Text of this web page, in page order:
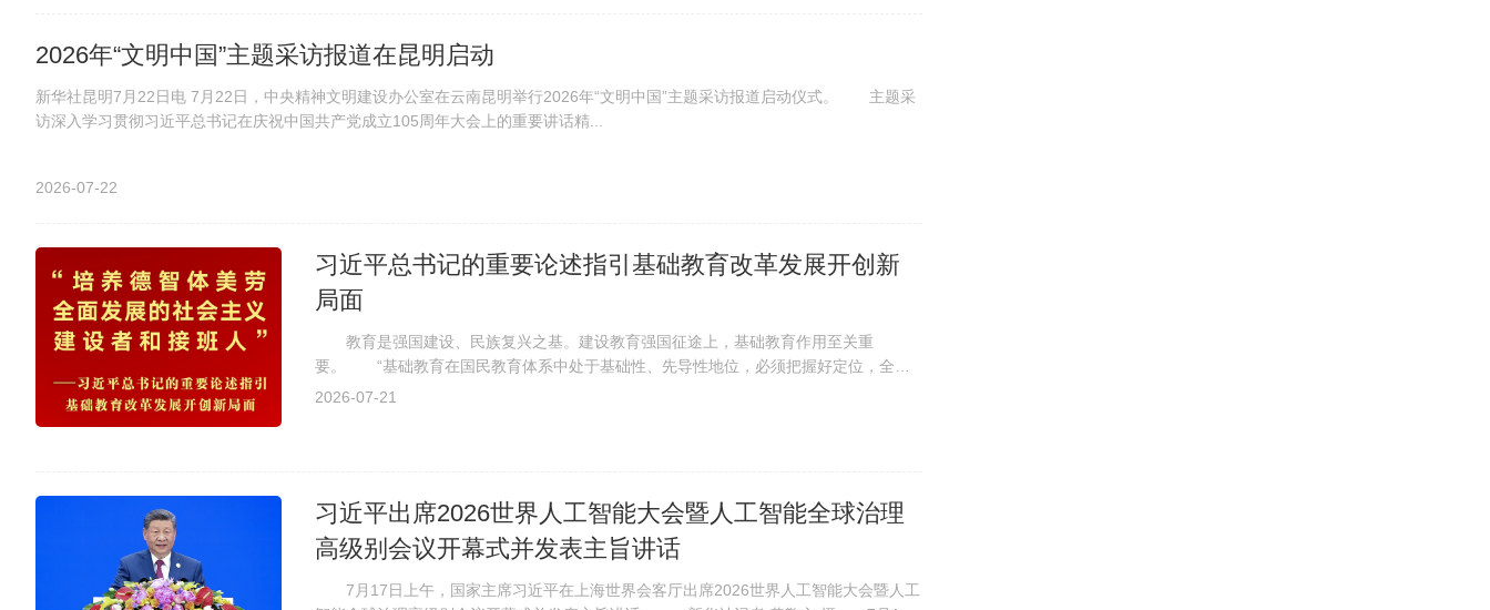
2026年“文明中国”主题采访报道在昆明启动
新华社昆明7月22日电 7月22日，中央精神文明建设办公室在云南昆明举行2026年“文明中国”主题采访报道启动仪式。 主题采
访深入学习贯彻习近平总书记在庆祝中国共产党成立105周年大会上的重要讲话精...
2026-07-22
习近平总书记的重要论述指引基础教育改革发展开创新
局面
教育是强国建设、民族复兴之基。建设教育强国征途上，基础教育作用至关重
要。 “基础教育在国民教育体系中处于基础性、先导性地位，必须把握好定位，全面
贯彻落实党的教育方针，从多方面采取措施，努力把我国...
2026-07-21
习近平出席2026世界人工智能大会暨人工智能全球治理
高级别会议开幕式并发表主旨讲话
7月17日上午，国家主席习近平在上海世界会客厅出席2026世界人工智能大会暨人工